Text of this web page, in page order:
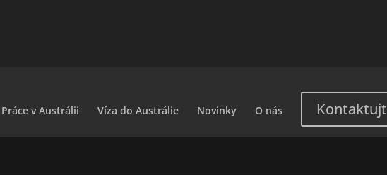
Práce v Austrálii Víza do Austrálie Novinky O nás